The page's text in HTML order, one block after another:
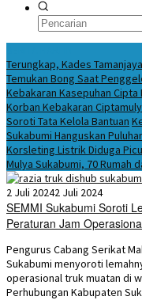
Terungkap, Kades
Temukan Bong Saat
Kebakaran Kasepuhan Cipta
Korban Kebakaran
Soroti Tata Kelola Bantuan
Sukabumi Hanguskan
Korsleting Listrik Diduga
Mulya Sukabumi, 70 Rumah
2 Juli 20242 Juli 2024
SEMMI Sukabumi Soroti
Peraturan Jam
Pengurus Cabang Serikat
Sukabumi menyoroti
operasional truk muatan di
Perhubungan Kabupaten